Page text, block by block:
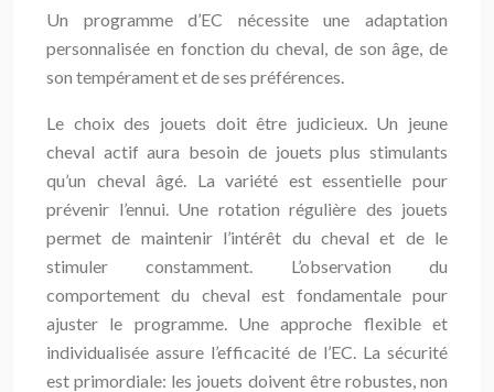
Un programme d’EC nécessite une adaptation
personnalisée en fonction du cheval, de son âge, de
son tempérament et de ses préférences.
Le choix des jouets doit être judicieux. Un jeune
cheval actif aura besoin de jouets plus stimulants
qu’un cheval âgé. La variété est essentielle pour
prévenir l’ennui. Une rotation régulière des jouets
permet de maintenir l’intérêt du cheval et de le
stimuler constamment. L’observation du
comportement du cheval est fondamentale pour
ajuster le programme. Une approche flexible et
individualisée assure l’efficacité de l’EC. La sécurité
est primordiale: les jouets doivent être robustes, non